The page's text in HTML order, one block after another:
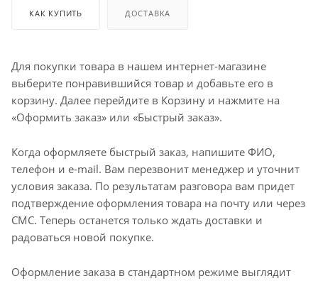
КАК КУПИТЬ ДОСТАВКА
Для покупки товара в нашем интернет-магазине
выберите понравившийся товар и добавьте его в
корзину. Далее перейдите в Корзину и нажмите на
«Оформить заказ» или «Быстрый заказ».
Когда оформляете быстрый заказ, напишите ФИО,
телефон и e-mail. Вам перезвонит менеджер и уточнит
условия заказа. По результатам разговора вам придет
подтверждение оформления товара на почту или через
СМС. Теперь останется только ждать доставки и
радоваться новой покупке.
Оформление заказа в стандартном режиме выглядит